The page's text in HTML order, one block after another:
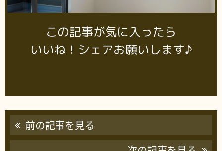
この記事が気に入ったら
いいね！シェアお願いします♪
前の記事を見る